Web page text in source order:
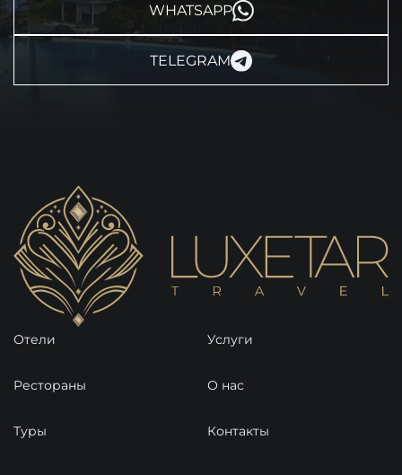
WHATSAPP
TELEGRAM
Отели Услуги
Рестораны О нас
Туры Контакты